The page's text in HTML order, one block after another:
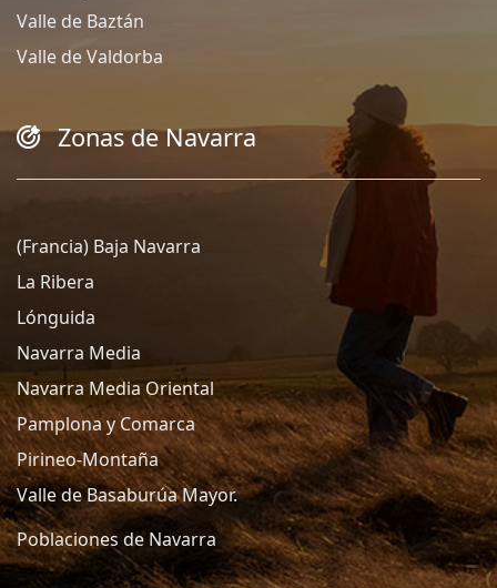
Valle de Baztán
Valle de Valdorba
Zonas de Navarra
(Francia) Baja Navarra
La Ribera
Lónguida
Navarra Media
Navarra Media Oriental
Pamplona y Comarca
Pirineo-Montaña
Valle de Basaburúa Mayor.
Poblaciones de Navarra